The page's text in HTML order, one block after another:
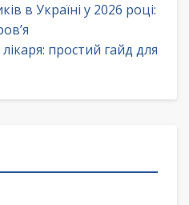
в Україні у 2026 році:
простий гайд для